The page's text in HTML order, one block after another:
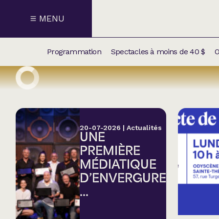
MENU
NOS
Humour
Programmation Spectacles à moins de 40 $
20-07-2026 | Actualités
UNE
PREMIÈRE
MÉDIATIQUE
D’ENVERGURE
...